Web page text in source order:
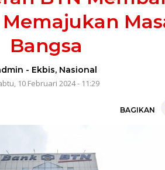
Bangsa
- Ekbis, Nasional
10 Februari 2024 - 11:29
BAGIKAN